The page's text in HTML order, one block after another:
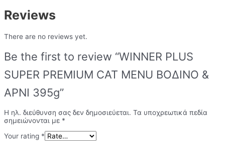
Reviews
There are no reviews yet.
Be the first to review “WINNER PLUS
SUPER PREMIUM CAT MENU ΒΟΔΙΝΟ &
ΑΡΝΙ 395g”
Η ηλ. διεύθυνση σας δεν δημοσιεύεται. Τα υποχρεωτικά πεδία
σημειώνονται με *
Your rating *